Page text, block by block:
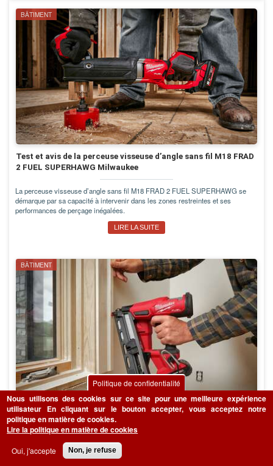
BÂTIMENT
Test et avis de la perceuse visseuse d’angle sans fil M18 FRAD
2 FUEL SUPERHAWG Milwaukee
La perceuse visseuse d’angle sans fil M18 FRAD 2 FUEL SUPERHAWG se
démarque par sa capacité à intervenir dans les zones restreintes et ses
performances de perçage inégalées.
LIRE LA SUITE
BÂTIMENT
Test et avis du cloueur sans fil M18 FN16GA Milwaukee
Le cloueur sans fil M18 FN16GA Milwaukee permet de clouer des pièces en
une excellente finition. Découvrez notre test et avis de cet outil.
Politique de confidentialité
Nous utilisons des cookies sur ce site pour une meilleure expérience
utilisateur En cliquant sur le bouton accepter, vous acceptez notre
politique en matière de cookies.
Lire la politique en matière de cookies
Oui, j'accepte Non, je refuse